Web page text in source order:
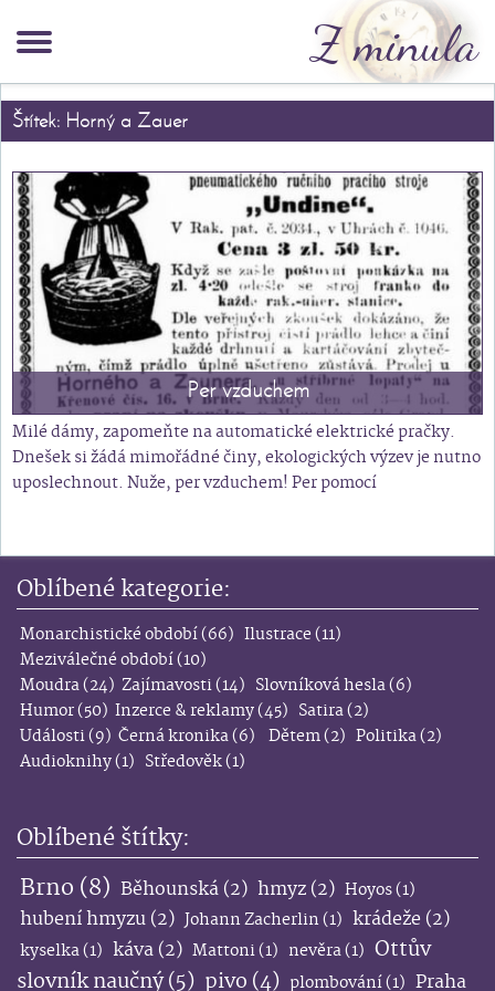
Z minula
Štítek: Horný a Zauer
Per vzduchem
Milé dámy, zapomeňte na automatické elektrické pračky.
Dnešek si žádá mimořádné činy, ekologických výzev je nutno
uposlechnout. Nuže, per vzduchem! Per pomocí
přístroj čistí prádlo lehce a...
Oblíbené kategorie:
Monarchistické období(66) Ilustrace(11)
Meziválečné období(10)
Moudra(24) Zajímavosti(14) Slovníková hesla(6)
Humor(50) Inzerce & reklamy(45) Satira(2)
Události(9) Černá kronika(6) Dětem(2) Politika(2)
Audioknihy(1) Středověk(1)
Oblíbené štítky:
Brno (8) Běhounská (2) hmyz (2) Hoyos(1)
hubení hmyzu (2) Johann Zacherlin(1) krádeže (2)
kyselka(1) káva (2) Mattoni(1) nevěra(1) Ottův
slovník naučný(5) pivo (4) plombování(1) Praha